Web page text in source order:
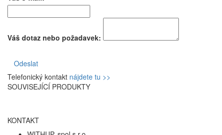
Váš dotaz nebo požadavek:
Odeslat
Telefonický kontakt nájdete tu >>
SOUVISEJÍCÍ PRODUKTY
KONTAKT